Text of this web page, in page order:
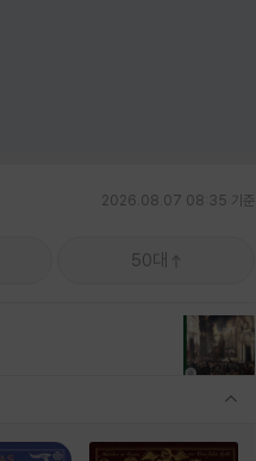
2026.08.07 08:35 기준
50대